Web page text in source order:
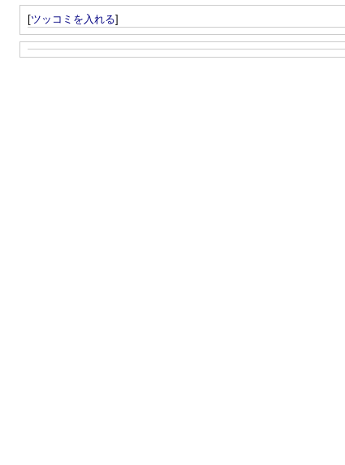
[ツッコミを入れる]